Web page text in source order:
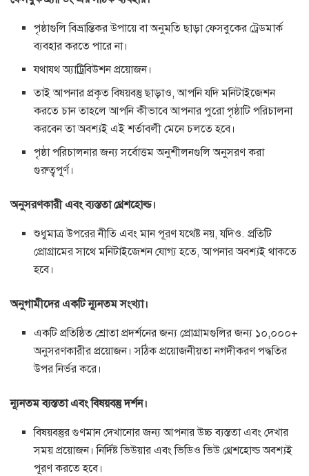
পৃষ্ঠাগুলি বিভ্রান্তিকর উপায়ে বা অনুমতি ছাড়া ফেসবুকের ট্রেডমার্ক
ব্যবহার করতে পারে না।
যথাযথ অ্যাট্রিবিউশন প্রয়োজন।
তাই আপনার প্রকৃত বিষয়বস্তু ছাড়াও, আপনি যদি মনিটাইজেশন
করতে চান তাহলে আপনি কীভাবে আপনার পুরো পৃষ্ঠাটি পরিচালনা
করবেন তা অবশ্যই এই শর্তাবলী মেনে চলতে হবে।
পৃষ্ঠা পরিচালনার জন্য সর্বোত্তম অনুশীলনগুলি অনুসরণ করা
গুরুত্বপূর্ণ।
অনুসরণকারী এবং ব্যস্ততা থ্রেশহোল্ড।
শুধুমাত্র উপরের নীতি এবং মান পূরণ যথেষ্ট নয়, যদিও. প্রতিটি
প্রোগ্রামের সাথে মনিটাইজেশন যোগ্য হতে, আপনার অবশ্যই থাকতে
হবে।
অনুগামীদের একটি ন্যূনতম সংখ্যা।
একটি প্রতিষ্ঠিত শ্রোতা প্রদর্শনের জন্য প্রোগ্রামগুলির জন্য ১০,০০০+
অনুসরণকারীর প্রয়োজন। সঠিক প্রয়োজনীয়তা নগদীকরণ পদ্ধতির
উপর নির্ভর করে।
ন্যূনতম ব্যস্ততা এবং বিষয়বস্তু দর্শন।
বিষয়বস্তুর গুণমান দেখানোর জন্য আপনার উচ্চ ব্যস্ততা এবং দেখার
সময় প্রয়োজন। নির্দিষ্ট ভিউয়ার এবং ভিডিও ভিউ থ্রেশহোল্ড অবশ্যই
পূরণ করতে হবে।